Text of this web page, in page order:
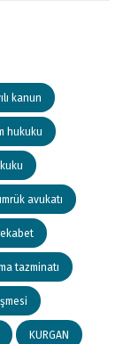
kanun
hukuku
avukatı
tazminatı
KURGAN